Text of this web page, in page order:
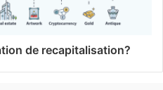
de recapitalisation?